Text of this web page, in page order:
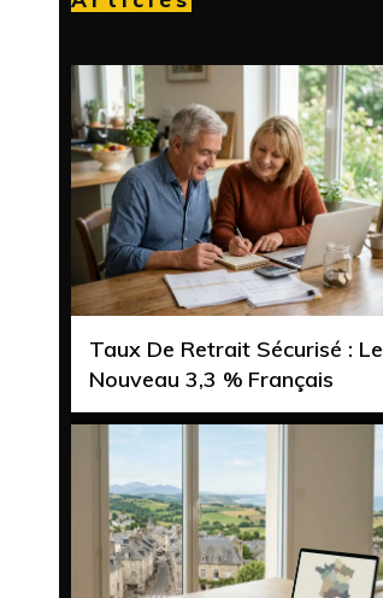
Taux De Retrait Sécurisé : Le
Nouveau 3,3 % Français